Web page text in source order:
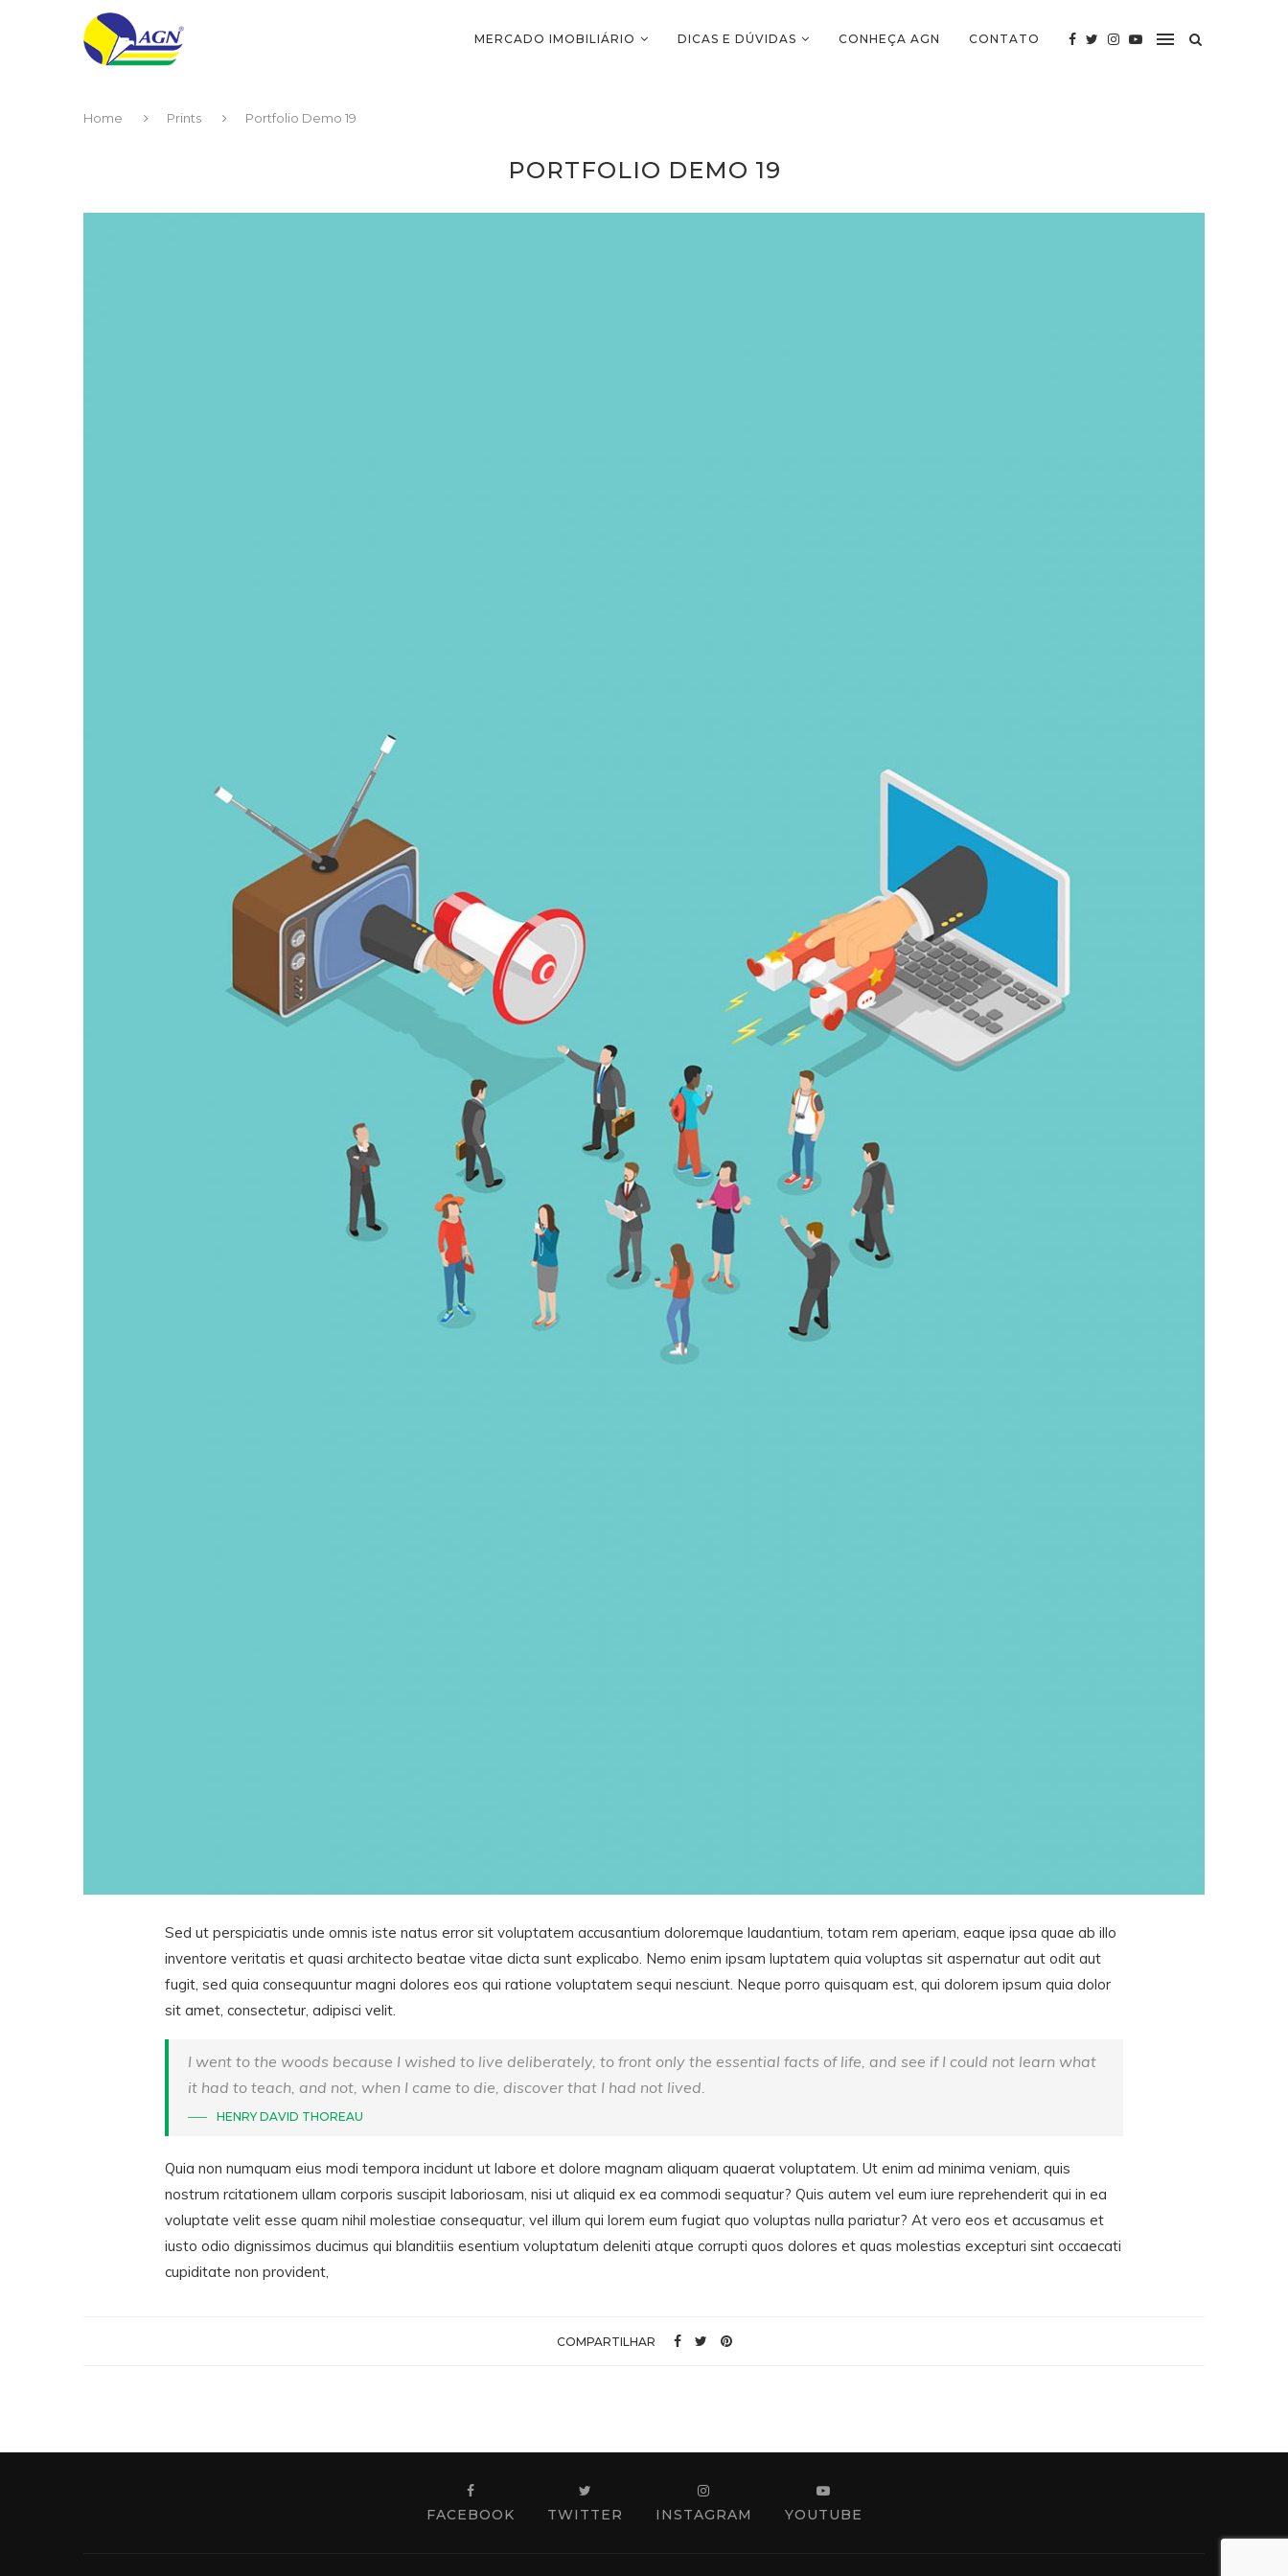
MERCADO IMOBILIÁRIO DICAS E DÚVIDAS CONHEÇA AGN CONTATO
Home Prints Portfolio Demo 19
PORTFOLIO DEMO 19
Sed ut perspiciatis unde omnis iste natus error sit voluptatem accusantium doloremque laudantium, totam rem aperiam, eaque ipsa quae ab illo
inventore veritatis et quasi architecto beatae vitae dicta sunt explicabo. Nemo enim ipsam luptatem quia voluptas sit aspernatur aut odit aut
fugit, sed quia consequuntur magni dolores eos qui ratione voluptatem sequi nesciunt. Neque porro quisquam est, qui dolorem ipsum quia dolor
sit amet, consectetur, adipisci velit.
I went to the woods because I wished to live deliberately, to front only the essential facts of life, and see if I could not learn what
it had to teach, and not, when I came to die, discover that I had not lived.
HENRY DAVID THOREAU
Quia non numquam eius modi tempora incidunt ut labore et dolore magnam aliquam quaerat voluptatem. Ut enim ad minima veniam, quis
nostrum rcitationem ullam corporis suscipit laboriosam, nisi ut aliquid ex ea commodi sequatur? Quis autem vel eum iure reprehenderit qui in ea
voluptate velit esse quam nihil molestiae consequatur, vel illum qui lorem eum fugiat quo voluptas nulla pariatur? At vero eos et accusamus et
iusto odio dignissimos ducimus qui blanditiis esentium voluptatum deleniti atque corrupti quos dolores et quas molestias excepturi sint occaecati
cupiditate non provident,
COMPARTILHAR
FACEBOOK TWITTER INSTAGRAM YOUTUBE